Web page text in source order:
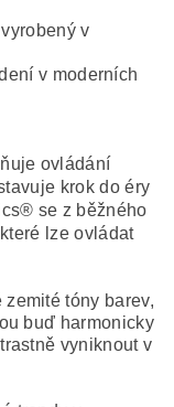
v
v moderních
ovládání
krok do éry
se z běžného
lze ovládat
tóny barev,
buď harmonicky
vyniknout v